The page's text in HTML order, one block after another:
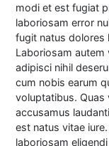
modi et est fugiat
laboriosam error
fugit natus dolores
Laboriosam autem
adipisci nihil
cum nobis earum
voluptatibus. Quas
accusamus
est natus vitae
laboriosam